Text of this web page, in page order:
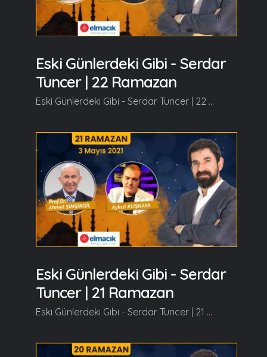
Eski Günlerdeki Gibi - Serdar
Tuncer | 22 Ramazan
Eski Günlerdeki Gibi - Serdar Tuncer | 22 Ramazan Konuklarımız, Hidayet OĞUZHAN ve Ferhat Kurban TANRIDAĞLI olacaklar. Ramazan güzeldir, Beraber güzelleşelim...
Eski Günlerdeki Gibi - Serdar
Tuncer | 21 Ramazan
Eski Günlerdeki Gibi - Serdar Tuncer | 21 Ramazan Konuklarımız, Prof.Dr. Ahmet ŞİMŞİRGİL ve Aykut KUŞKAYA olacaklar. Ramazan güzeldir, Beraber güzelleşelim...